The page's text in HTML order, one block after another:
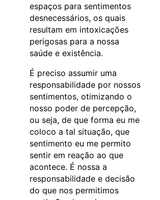
espaços para sentimentos
desnecessários, os quais
resultam em intoxicações
perigosas para a nossa
saúde e existência.
É preciso assumir uma
responsabilidade por nossos
sentimentos, otimizando o
nosso poder de percepção,
ou seja, de que forma eu me
coloco a tal situação, que
sentimento eu me permito
sentir em reação ao que
acontece. É nossa a
responsabilidade e decisão
do que nos permitimos